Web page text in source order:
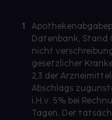
1
Datenbank, Stand
nicht
gesetzlicher
2,3 der
Abschlags
i.H.v. 5% bei
Tagen. Der